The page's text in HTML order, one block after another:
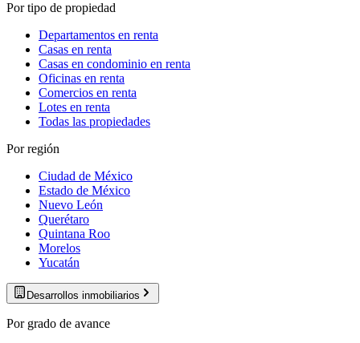
Por tipo de propiedad
Departamentos en renta
Casas en renta
Casas en condominio en renta
Oficinas en renta
Comercios en renta
Lotes en renta
Todas las propiedades
Por región
Ciudad de México
Estado de México
Nuevo León
Querétaro
Quintana Roo
Morelos
Yucatán
Desarrollos inmobiliarios
Por grado de avance